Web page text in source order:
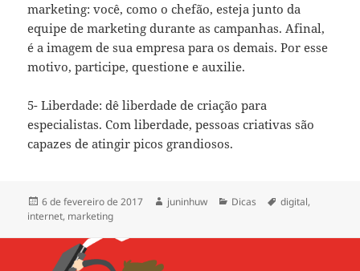
marketing: você, como o chefão, esteja junto da
equipe de marketing durante as campanhas. Afinal,
é a imagem de sua empresa para os demais. Por esse
motivo, participe, questione e auxilie.
5- Liberdade: dê liberdade de criação para
especialistas. Com liberdade, pessoas criativas são
capazes de atingir picos grandiosos.
6 de fevereiro de 2017 juninhuw Dicas digital,
internet, marketing